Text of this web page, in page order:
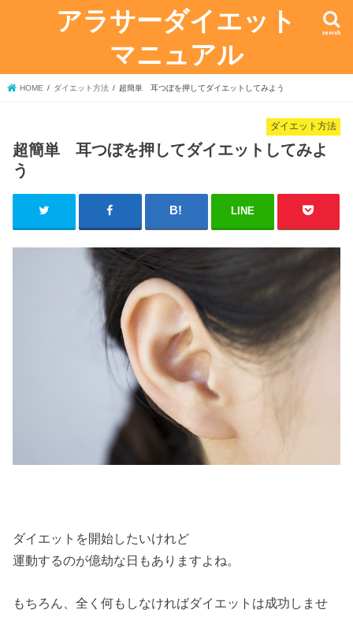
アラサーダイエット
マニュアル
search
HOME ダイエット方法 超簡単 耳つぼを押してダイエットしてみよう
ダイエット方法
超簡単 耳つぼを押してダイエットしてみよ
う
LINE
ダイエットを開始したいけれど
運動するのが億劫な日もありますよね。
もちろん、全く何もしなければダイエットは成功しませ